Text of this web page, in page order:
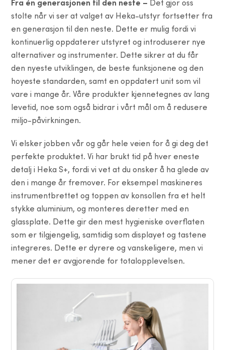
Fra én generasjonen til den neste – Det gjor oss
stolte når vi ser at valget av Heka-utstyr fortsetter fra
en generasjon til den neste. Dette er mulig fordi vi
kontinuerlig oppdaterer utstyret og introduserer nye
alternativer og instrumenter. Dette sikrer at du får
den nyeste utviklingen, de beste funksjonene og den
hoyeste standarden, samt en oppdatert unit som vil
vare i mange år. Våre produkter kjennetegnes av lang
levetid, noe som også bidrar i vårt mål om å redusere
miljo-påvirkningen.
Vi elsker jobben vår og går hele veien for å gi deg det
perfekte produktet. Vi har brukt tid på hver eneste
detalj i Heka S+, fordi vi vet at du onsker å ha glede av
den i mange år fremover. For eksempel maskineres
instrumentbrettet og toppen av konsollen fra et helt
stykke aluminium, og monteres deretter med en
glassplate. Dette gir den mest hygieniske overflaten
som er tilgjengelig, samtidig som displayet og tastene
integreres. Dette er dyrere og vanskeligere, men vi
mener det er avgjorende for totalopplevelsen.